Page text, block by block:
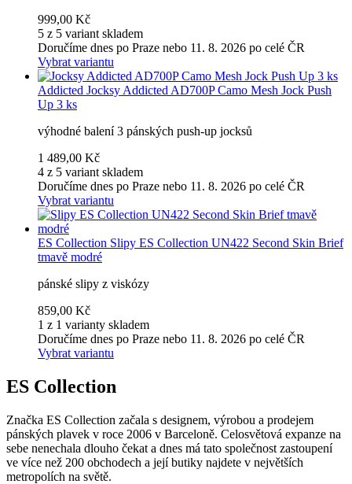
999,00 Kč
5 z 5 variant skladem
Doručíme dnes po Praze nebo 11. 8. 2026 po celé ČR
Vybrat variantu
Addicted Jocksy Addicted AD700P Camo Mesh Jock Push
Up 3 ks
výhodné balení 3 pánských push-up jocksů
1 489,00 Kč
4 z 5 variant skladem
Doručíme dnes po Praze nebo 11. 8. 2026 po celé ČR
Vybrat variantu
ES Collection Slipy ES Collection UN422 Second Skin Brief
tmavě modré
pánské slipy z viskózy
859,00 Kč
1 z 1 varianty skladem
Doručíme dnes po Praze nebo 11. 8. 2026 po celé ČR
Vybrat variantu
ES Collection
Značka ES Collection začala s designem, výrobou a prodejem
pánských plavek v roce 2006 v Barceloně. Celosvětová expanze na
sebe nenechala dlouho čekat a dnes má tato společnost zastoupení
ve více než 200 obchodech a její butiky najdete v největších
metropolích na světě.